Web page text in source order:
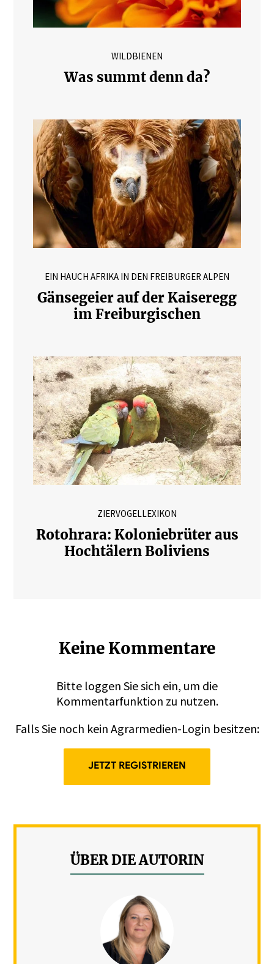
WILDBIENEN
Was summt denn da?
EIN HAUCH AFRIKA IN DEN FREIBURGER ALPEN
Gänsegeier auf der Kaiseregg
im Freiburgischen
ZIERVOGELLEXIKON
Rotohrara: Koloniebrüter aus
Hochtälern Boliviens
Keine Kommentare
Bitte loggen Sie sich ein, um die
Kommentarfunktion zu nutzen.
Falls Sie noch kein Agrarmedien-Login besitzen:
JETZT REGISTRIEREN
ÜBER DIE AUTORIN